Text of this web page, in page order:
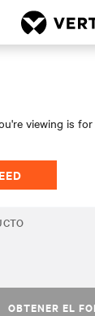
viewing is for
OBTENER EL